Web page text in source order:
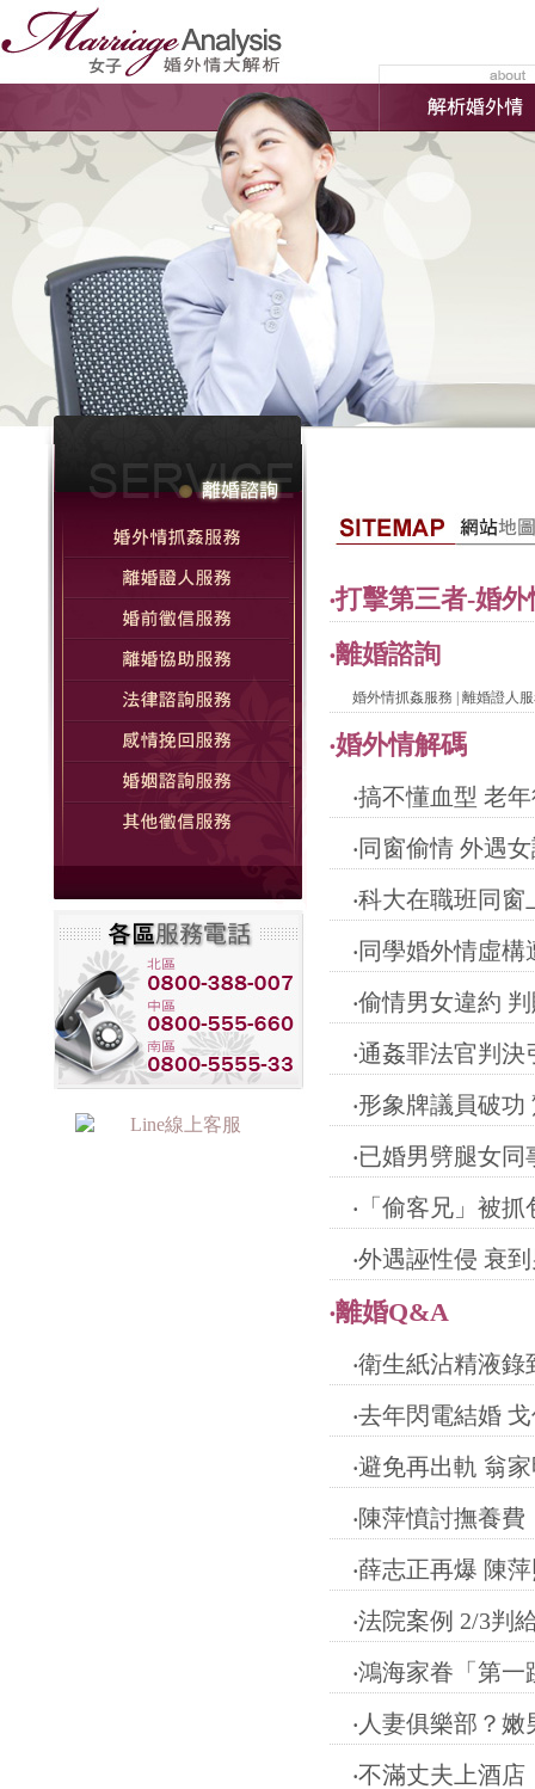
‧打擊第三者-婚
‧離婚諮詢
婚外情抓姦服務 |離婚證人
‧婚外情解碼
‧搞不懂血型 老
‧同窗偷情 外遇
‧科大在職班同
‧同學婚外情虛
‧偷情男女違約
‧通姦罪法官判決
‧形象牌議員破功
‧已婚男劈腿女
‧ 「偷客兄」被
‧外遇誣性侵 衰
‧離婚Q&A
‧衛生紙沾精液錄
‧去年閃電結婚
‧避免再出軌 翁
‧陳萍憤討撫養
‧薛志正再爆 陳
‧法院案例 2/3判
‧鴻海家眷「第一
‧ 人妻俱樂部？
‧不滿丈夫上酒